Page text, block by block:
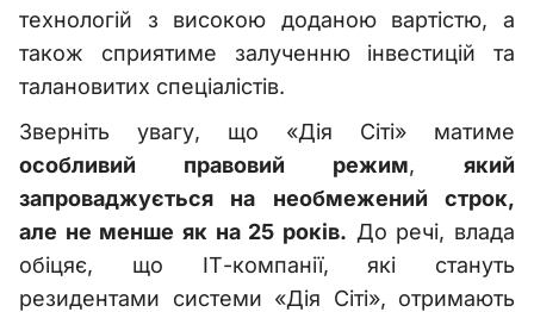
технологій з високою доданою вартістю, а
також сприятиме залученню інвестицій та
талановитих спеціалістів.
Зверніть увагу, що «Дія Сіті» матиме
особливий правовий режим, який
запроваджується на необмежений строк,
але не менше як на 25 років. До речі, влада
обіцяє, що ІТ-компанії, які стануть
резидентами системи «Дія Сіті», отримають